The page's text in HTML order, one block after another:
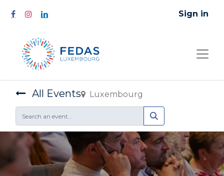
Sign in
All Events Luxembourg